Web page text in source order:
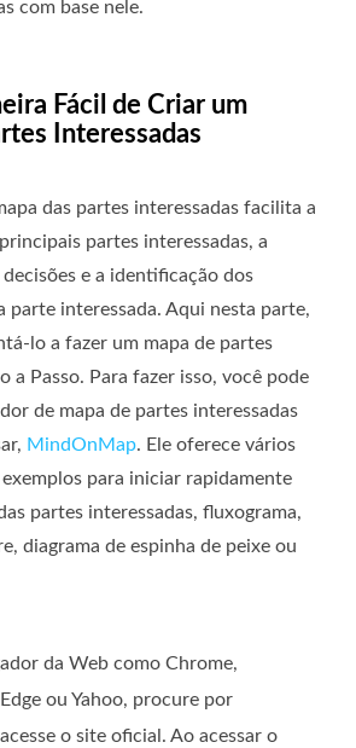
com base nele.
Fácil de Criar um
Interessadas
das partes interessadas facilita a
partes interessadas, a
e a identificação dos
parte interessada. Aqui nesta parte,
lo a fazer um mapa de partes
a Passo. Para fazer isso, você pode
de mapa de partes interessadas
MindOnMap. Ele oferece vários
para iniciar rapidamente
partes interessadas, fluxograma,
diagrama de espinha de peixe ou
da Web como Chrome,
ou Yahoo, procure por
o site oficial. Ao acessar o